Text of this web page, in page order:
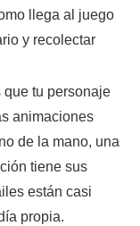
llega al juego
y recolectar
que tu personaje
animaciones
de la mano, una
tiene sus
están casi
propia.